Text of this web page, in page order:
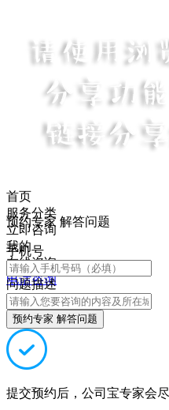
首页
服务分类
立即咨询
我的
在线咨询
电话咨询
预约专家 解答问题
手机号
问题描述
预约专家 解答问题
提交预约后，公司宝专家会